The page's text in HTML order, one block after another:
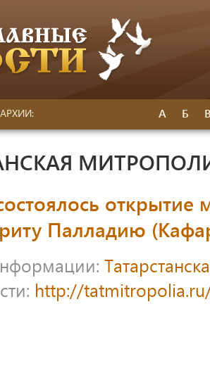
А Б
Палладию
http://